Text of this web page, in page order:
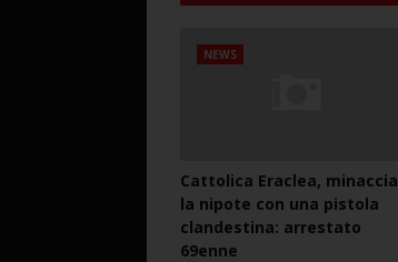
NEWS
Cattolica Eraclea, minaccia
la nipote con una pistola
clandestina: arrestato
69enne